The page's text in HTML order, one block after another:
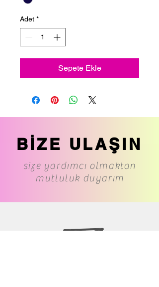
Adet *
Sepete Ekle
BİZE ULAŞIN
size yardımcı olmaktan
mutluluk duyarım